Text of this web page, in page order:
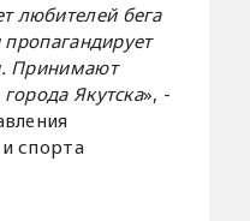
любителей бега
Принимают
Якутска», -
спорта